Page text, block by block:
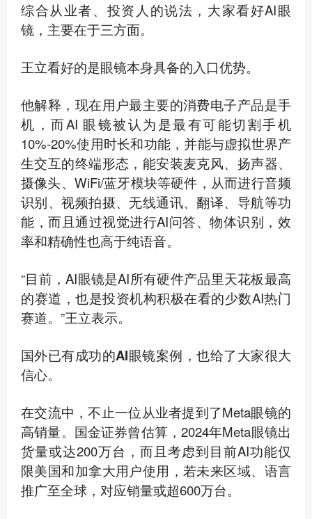
综合从业者、投资人的说法，大家看好AI眼
镜，主要在于三方面。
王立看好的是眼镜本身具备的入口优势。
他解释，现在用户最主要的消费电子产品是手
机，而AI 眼镜被认为是最有可能切割手机
10%-20%使用时长和功能，并能与虚拟世界产
生交互的终端形态，能安装麦克风、扬声器、
摄像头、WiFi/蓝牙模块等硬件，从而进行音频
识别、视频拍摄、无线通讯、翻译、导航等功
能，而且通过视觉进行AI问答、物体识别，效
率和精确性也高于纯语音。
“目前，AI眼镜是AI所有硬件产品里天花板最高
的赛道，也是投资机构积极在看的少数AI热门
赛道。”王立表示。
国外已有成功的AI眼镜案例 ，也给了大家很大
信心。
在交流中，不止一位从业者提到了Meta眼镜的
高销量。国金证券曾估算，2024年Meta眼镜出
货量或达200万台，而且考虑到目前AI功能仅
限美国和加拿大用户使用，若未来区域、语言
推广至全球，对应销量或超600万台。